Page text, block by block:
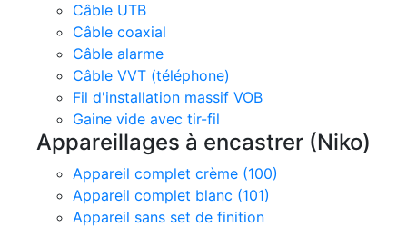
Câble UTB
Câble coaxial
Câble alarme
Câble VVT (téléphone)
Fil d'installation massif VOB
Gaine vide avec tir-fil
Appareillages à encastrer (Niko)
Appareil complet crème (100)
Appareil complet blanc (101)
Appareil sans set de finition